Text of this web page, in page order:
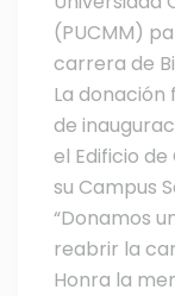
(PUCMM)
carrera de
La
de
el Edificio de
su Campus
“Donamos
reabrir la
Honra la